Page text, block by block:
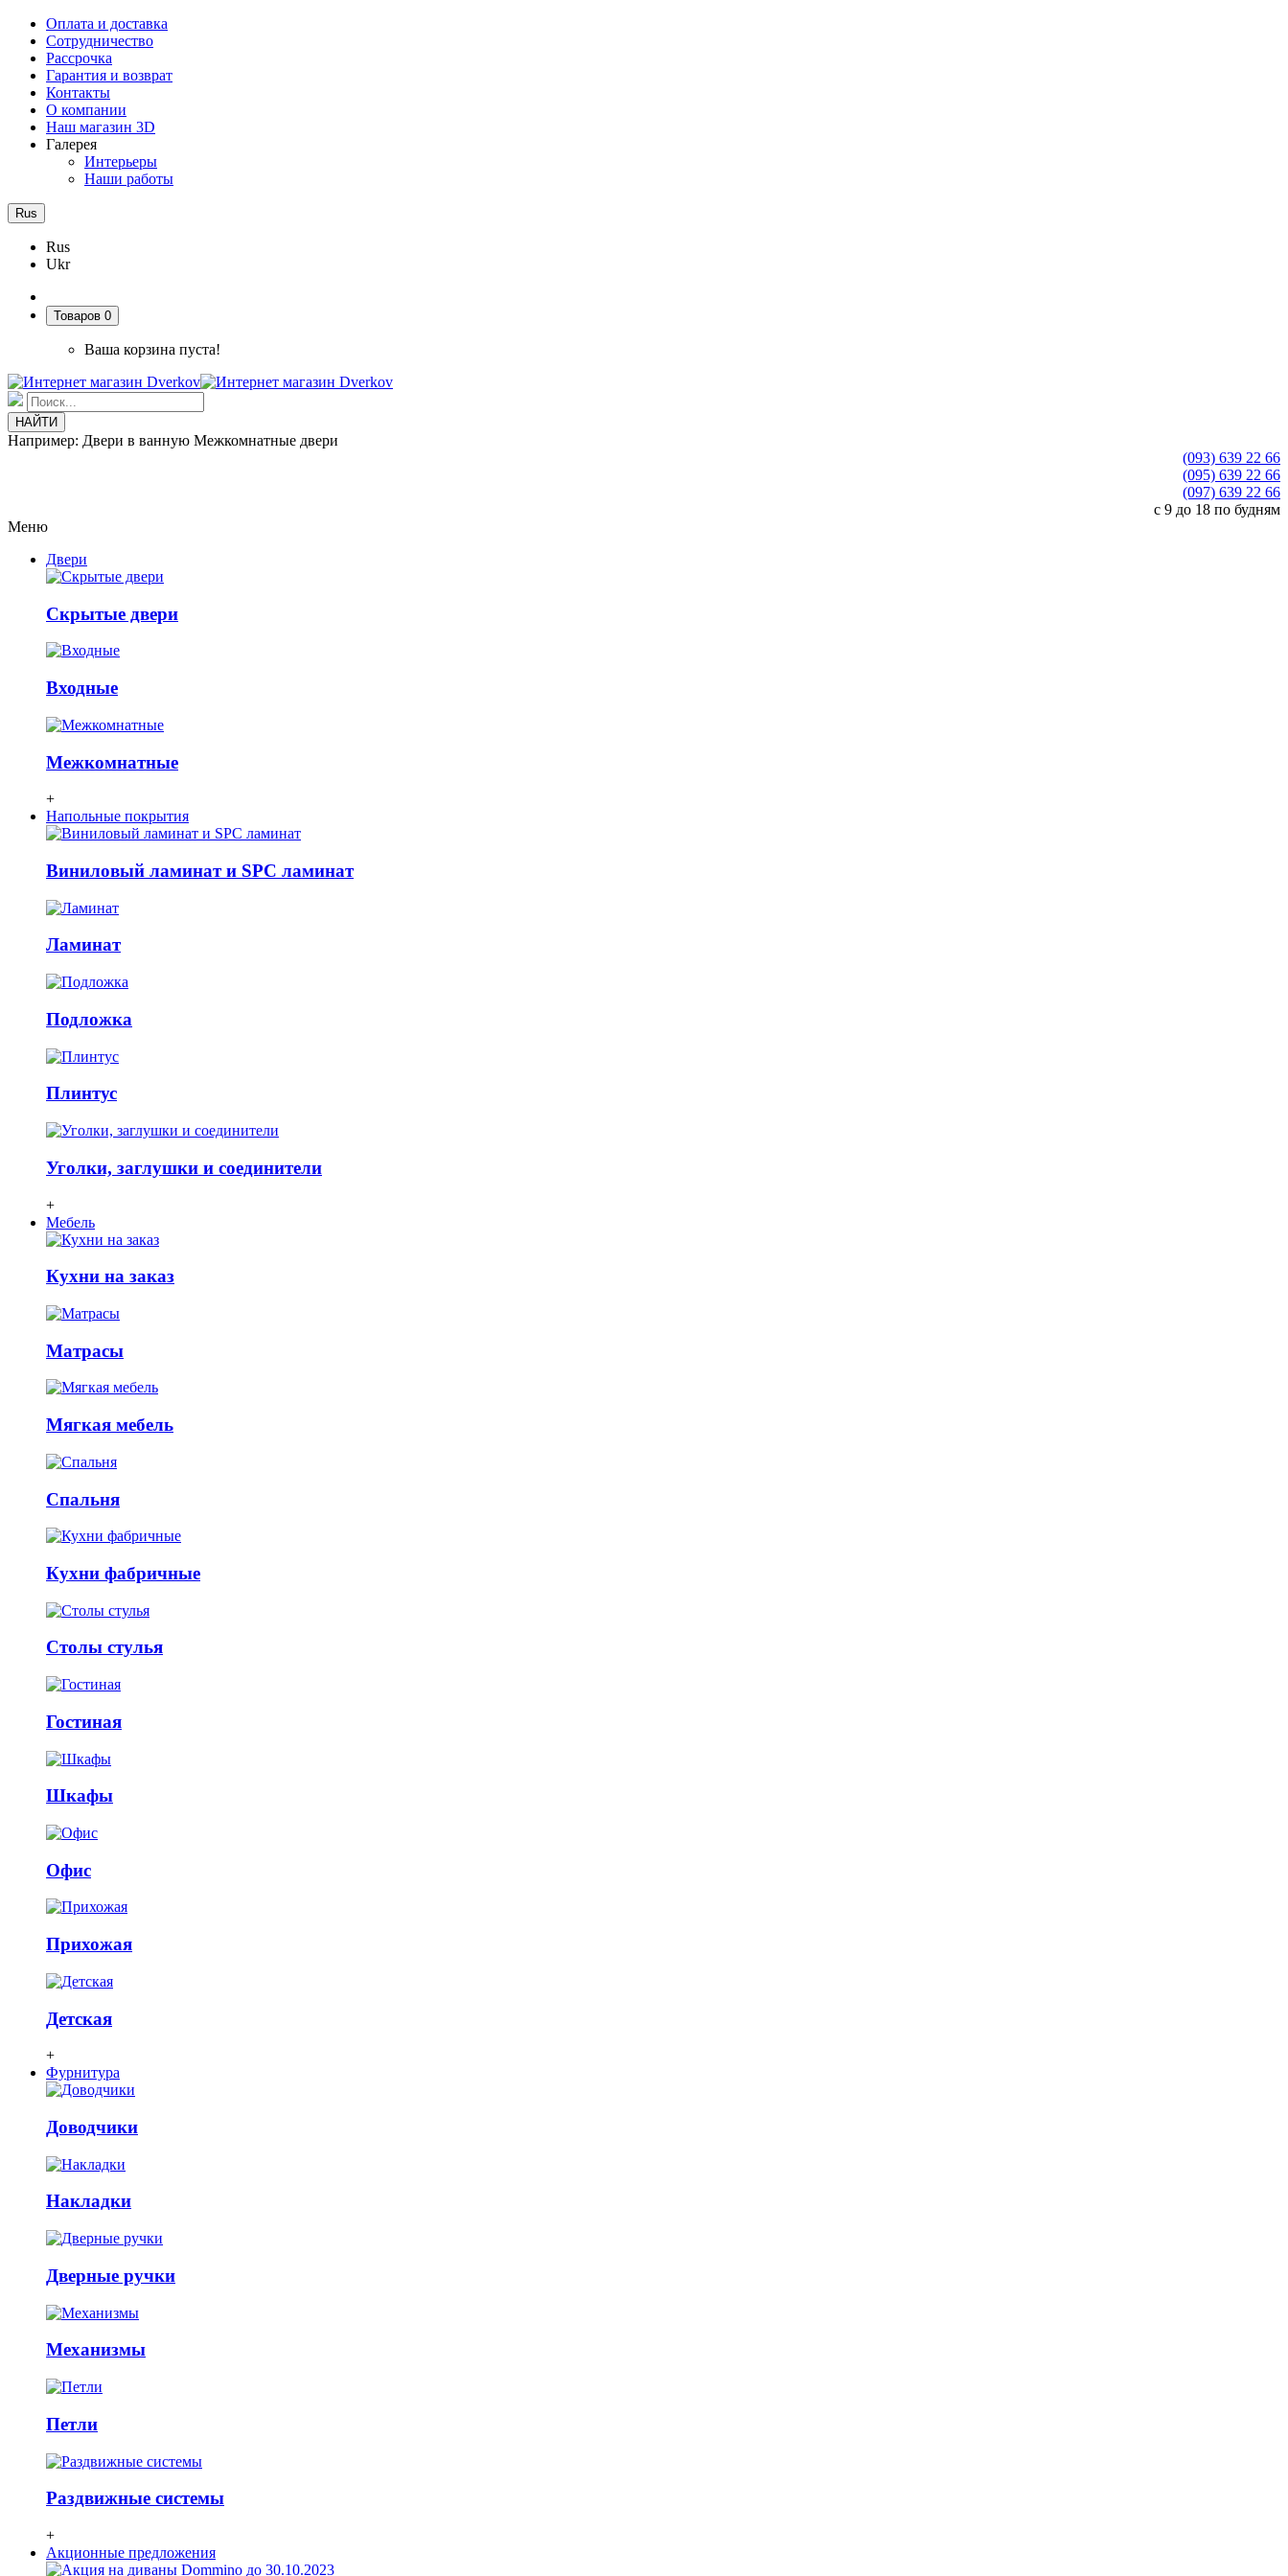
Оплата и доставка
Сотрудничество
Рассрочка
Гарантия и возврат
Контакты
О компании
Наш магазин 3D
Галерея
Интерьеры
Наши работы
Rus
Rus
Ukr
Товаров 0
Ваша корзина пуста!
НАЙТИ
Например: Двери в ванную Межкомнатные двери
(093) 639 22 66
(095) 639 22 66
(097) 639 22 66
с 9 до 18 по будням
Меню
Двери
Скрытые двери
Входные
Межкомнатные
+
Напольные покрытия
Виниловый ламинат и SPC ламинат
Ламинат
Подложка
Плинтус
Уголки, заглушки и соединители
+
Мебель
Кухни на заказ
Матрасы
Мягкая мебель
Спальня
Кухни фабричные
Столы стулья
Гостиная
Шкафы
Офис
Прихожая
Детская
+
Фурнитура
Доводчики
Накладки
Дверные ручки
Механизмы
Петли
Раздвижные системы
+
Акционные предложения